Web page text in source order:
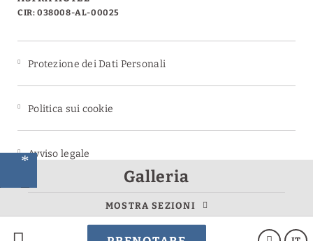
Galleria
MOSTRA SEZIONI
CIR: 038008-AL-00025
Protezione dei Dati Personali
Politica sui cookie
Avviso legale
Powered by Keytel